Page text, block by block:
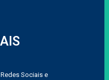
Sociais e